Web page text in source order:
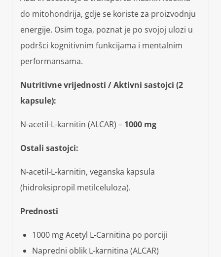
do mitohondrija, gdje se koriste za proizvodnju
energije. Osim toga, poznat je po svojoj ulozi u
podršci kognitivnim funkcijama i mentalnim
performansama.
Nutritivne vrijednosti / Aktivni sastojci (2
kapsule):
N-acetil-L-karnitin (ALCAR) – 1000 mg
Ostali sastojci:
N-acetil-L-karnitin, veganska kapsula
(hidroksipropil metilceluloza).
Prednosti
1000 mg Acetyl L-Carnitina po porciji
Napredni oblik L-karnitina (ALCAR)